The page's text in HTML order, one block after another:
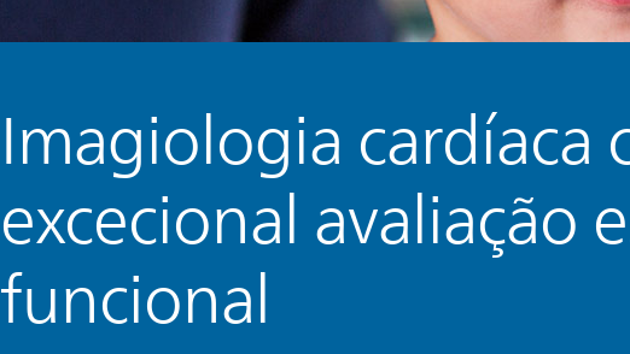
Imagiologia cardíaca
excecional avaliação
funcional